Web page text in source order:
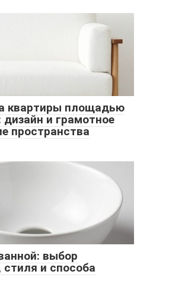
квартиры площадью
дизайн и грамотное
пространства
выбор
и способа